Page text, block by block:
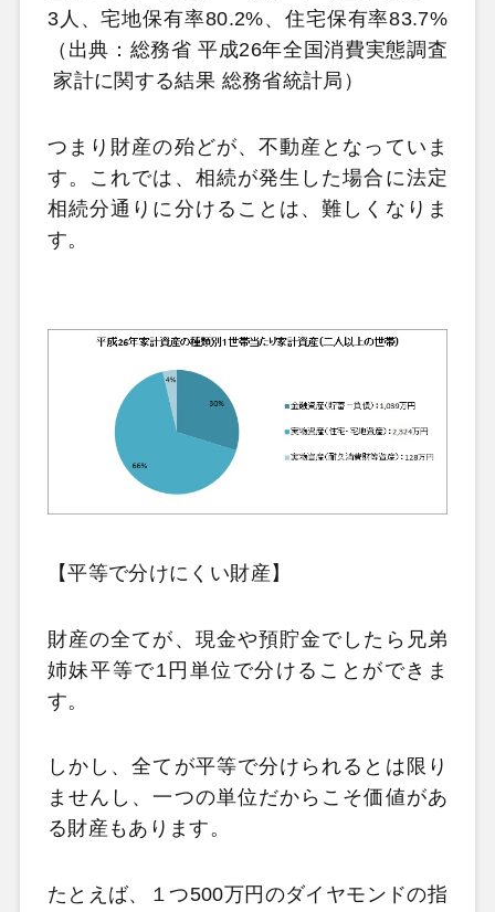
3人、宅地保有率80.2%、住宅保有率83.7%
（出典：総務省 平成26年全国消費実態調査
家計に関する結果 総務省統計局）
つまり財産の殆どが、不動産となっていま
す。これでは、相続が発生した場合に法定
相続分通りに分けることは、難しくなりま
す。
【平等で分けにくい財産】
財産の全てが、現金や預貯金でしたら兄弟
姉妹平等で1円単位で分けることができま
す。
しかし、全てが平等で分けられるとは限り
ませんし、一つの単位だからこそ価値があ
る財産もあります。
たとえば、１つ500万円のダイヤモンドの指